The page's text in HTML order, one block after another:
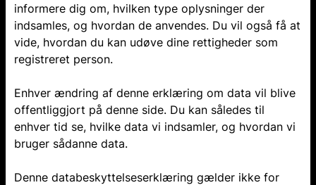
informere dig om, hvilken type oplysninger der
indsamles, og hvordan de anvendes. Du vil også få at
vide, hvordan du kan udøve dine rettigheder som
registreret person.
Enhver ændring af denne erklæring om data vil blive
offentliggjort på denne side. Du kan således til
enhver tid se, hvilke data vi indsamler, og hvordan vi
bruger sådanne data.
Denne databeskyttelseserklæring gælder ikke for